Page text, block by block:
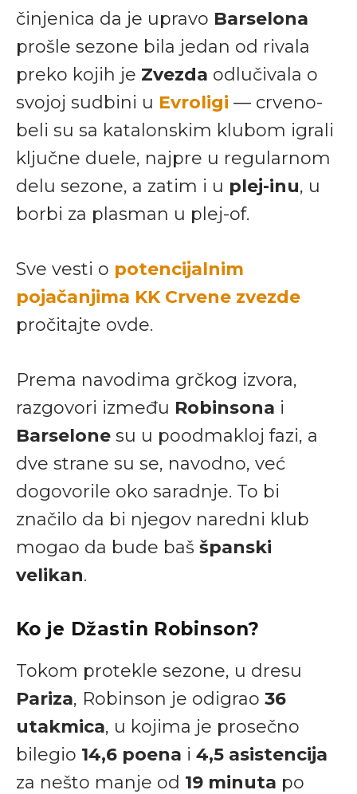
činjenica da je upravo Barselona
prošle sezone bila jedan od rivala
preko kojih je Zvezda odlučivala o
svojoj sudbini u Evroligi — crveno-
beli su sa katalonskim klubom igrali
ključne duele, najpre u regularnom
delu sezone, a zatim i u plej-inu, u
borbi za plasman u plej-of.
Sve vesti o potencijalnim
pojačanjima KK Crvene zvezde
pročitajte ovde.
Prema navodima grčkog izvora,
razgovori između Robinsona i
Barselone su u poodmakloj fazi, a
dve strane su se, navodno, već
dogovorile oko saradnje. To bi
značilo da bi njegov naredni klub
mogao da bude baš španski
velikan.
Ko je Džastin Robinson?
Tokom protekle sezone, u dresu
Pariza, Robinson je odigrao 36
utakmica, u kojima je prosečno
bilegio 14,6 poena i 4,5 asistencija
za nešto manje od 19 minuta po